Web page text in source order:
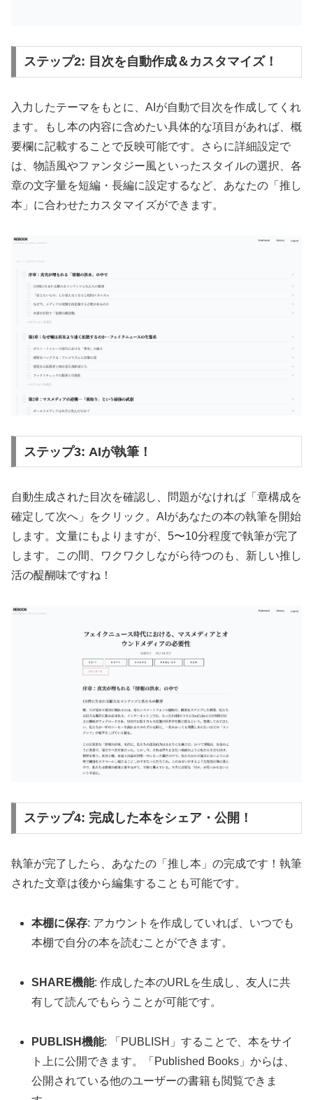
ステップ2: 目次を自動作成＆カスタマイズ！
入力したテーマをもとに、AIが自動で目次を作成してくれ
ます。もし本の内容に含めたい具体的な項目があれば、概
要欄に記載することで反映可能です。さらに詳細設定で
は、物語風やファンタジー風といったスタイルの選択、各
章の文字量を短編・長編に設定するなど、あなたの「推し
本」に合わせたカスタマイズができます。
ステップ3: AIが執筆！
自動生成された目次を確認し、問題がなければ「章構成を
確定して次へ」をクリック。AIがあなたの本の執筆を開始
します。文量にもよりますが、5〜10分程度で執筆が完了
します。この間、ワクワクしながら待つのも、新しい推し
活の醍醐味ですね！
ステップ4: 完成した本をシェア・公開！
執筆が完了したら、あなたの「推し本」の完成です！執筆
された文章は後から編集することも可能です。
本棚に保存: アカウントを作成していれば、いつでも
本棚で自分の本を読むことができます。
SHARE機能: 作成した本のURLを生成し、友人に共
有して読んでもらうことが可能です。
PUBLISH機能: 「PUBLISH」することで、本をサイ
ト上に公開できます。「Published Books」からは、
公開されている他のユーザーの書籍も閲覧できま